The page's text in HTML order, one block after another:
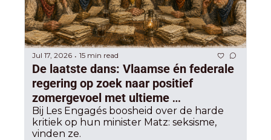
Jul 17, 2026 • 15 min read
De laatste dans: Vlaamse én federale
regering op zoek naar positief
zomergevoel met ultieme
ministerraad
Bij Les Engagés boosheid over de harde
kritiek op hun minister Matz: seksisme,
vinden ze.